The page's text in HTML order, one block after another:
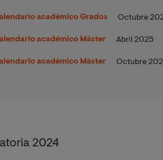
académico Grados Octubre
académico Máster Abril 2025
académico Máster Octubre
2024